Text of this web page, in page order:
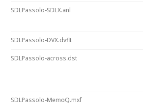
SDLPassolo-SDLX.anl
SDLPassolo-DVX.dvflt
SDLPassolo-across.dst
SDLPassolo-MemoQ.mxf